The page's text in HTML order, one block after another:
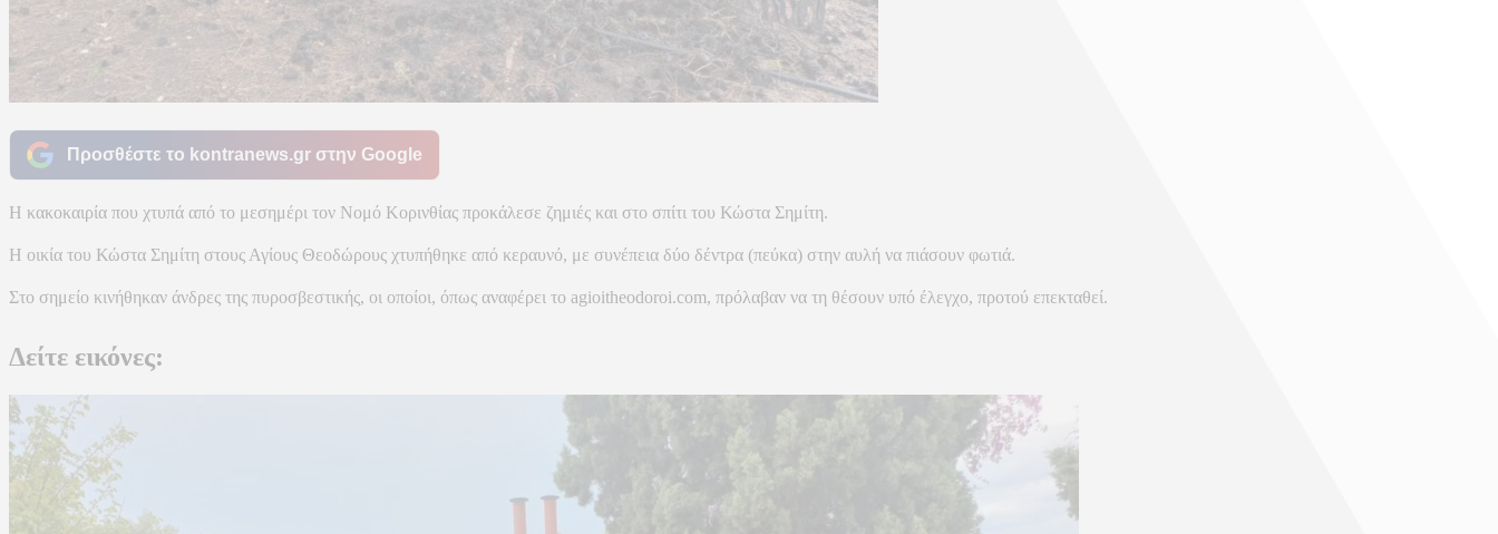
Προσθέστε το kontranews.gr στην Google
Η κακοκαιρία που χτυπά από το μεσημέρι τον Νομό Κορινθίας προκάλεσε ζημιές και στο σπίτι του Κώστα Σημίτη.
Η οικία του Κώστα Σημίτη στους Αγίους Θεοδώρους χτυπήθηκε από κεραυνό, με συνέπεια δύο δέντρα (πεύκα) στην αυλή να πιάσουν φωτιά.
Στο σημείο κινήθηκαν άνδρες της πυροσβεστικής, οι οποίοι, όπως αναφέρει το agioitheodoroi.com, πρόλαβαν να τη θέσουν υπό έλεγχο, προτού επεκταθεί.
Δείτε εικόνες: